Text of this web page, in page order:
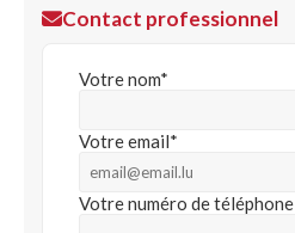
Contact professionnel
Votre nom*
Votre email*
Votre numéro de téléphone